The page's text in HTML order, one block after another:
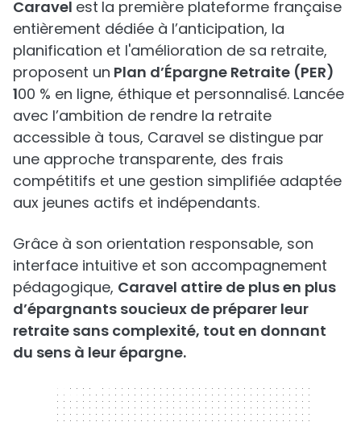
Caravel est la première plateforme française
entièrement dédiée à l’anticipation, la
planification et l'amélioration de sa retraite,
proposent un Plan d’Épargne Retraite (PER)
100 % en ligne, éthique et personnalisé. Lancée
avec l’ambition de rendre la retraite
accessible à tous, Caravel se distingue par
une approche transparente, des frais
compétitifs et une gestion simplifiée adaptée
aux jeunes actifs et indépendants.
Grâce à son orientation responsable, son
interface intuitive et son accompagnement
pédagogique, Caravel attire de plus en plus
d’épargnants soucieux de préparer leur
retraite sans complexité, tout en donnant
du sens à leur épargne.
320 x 50